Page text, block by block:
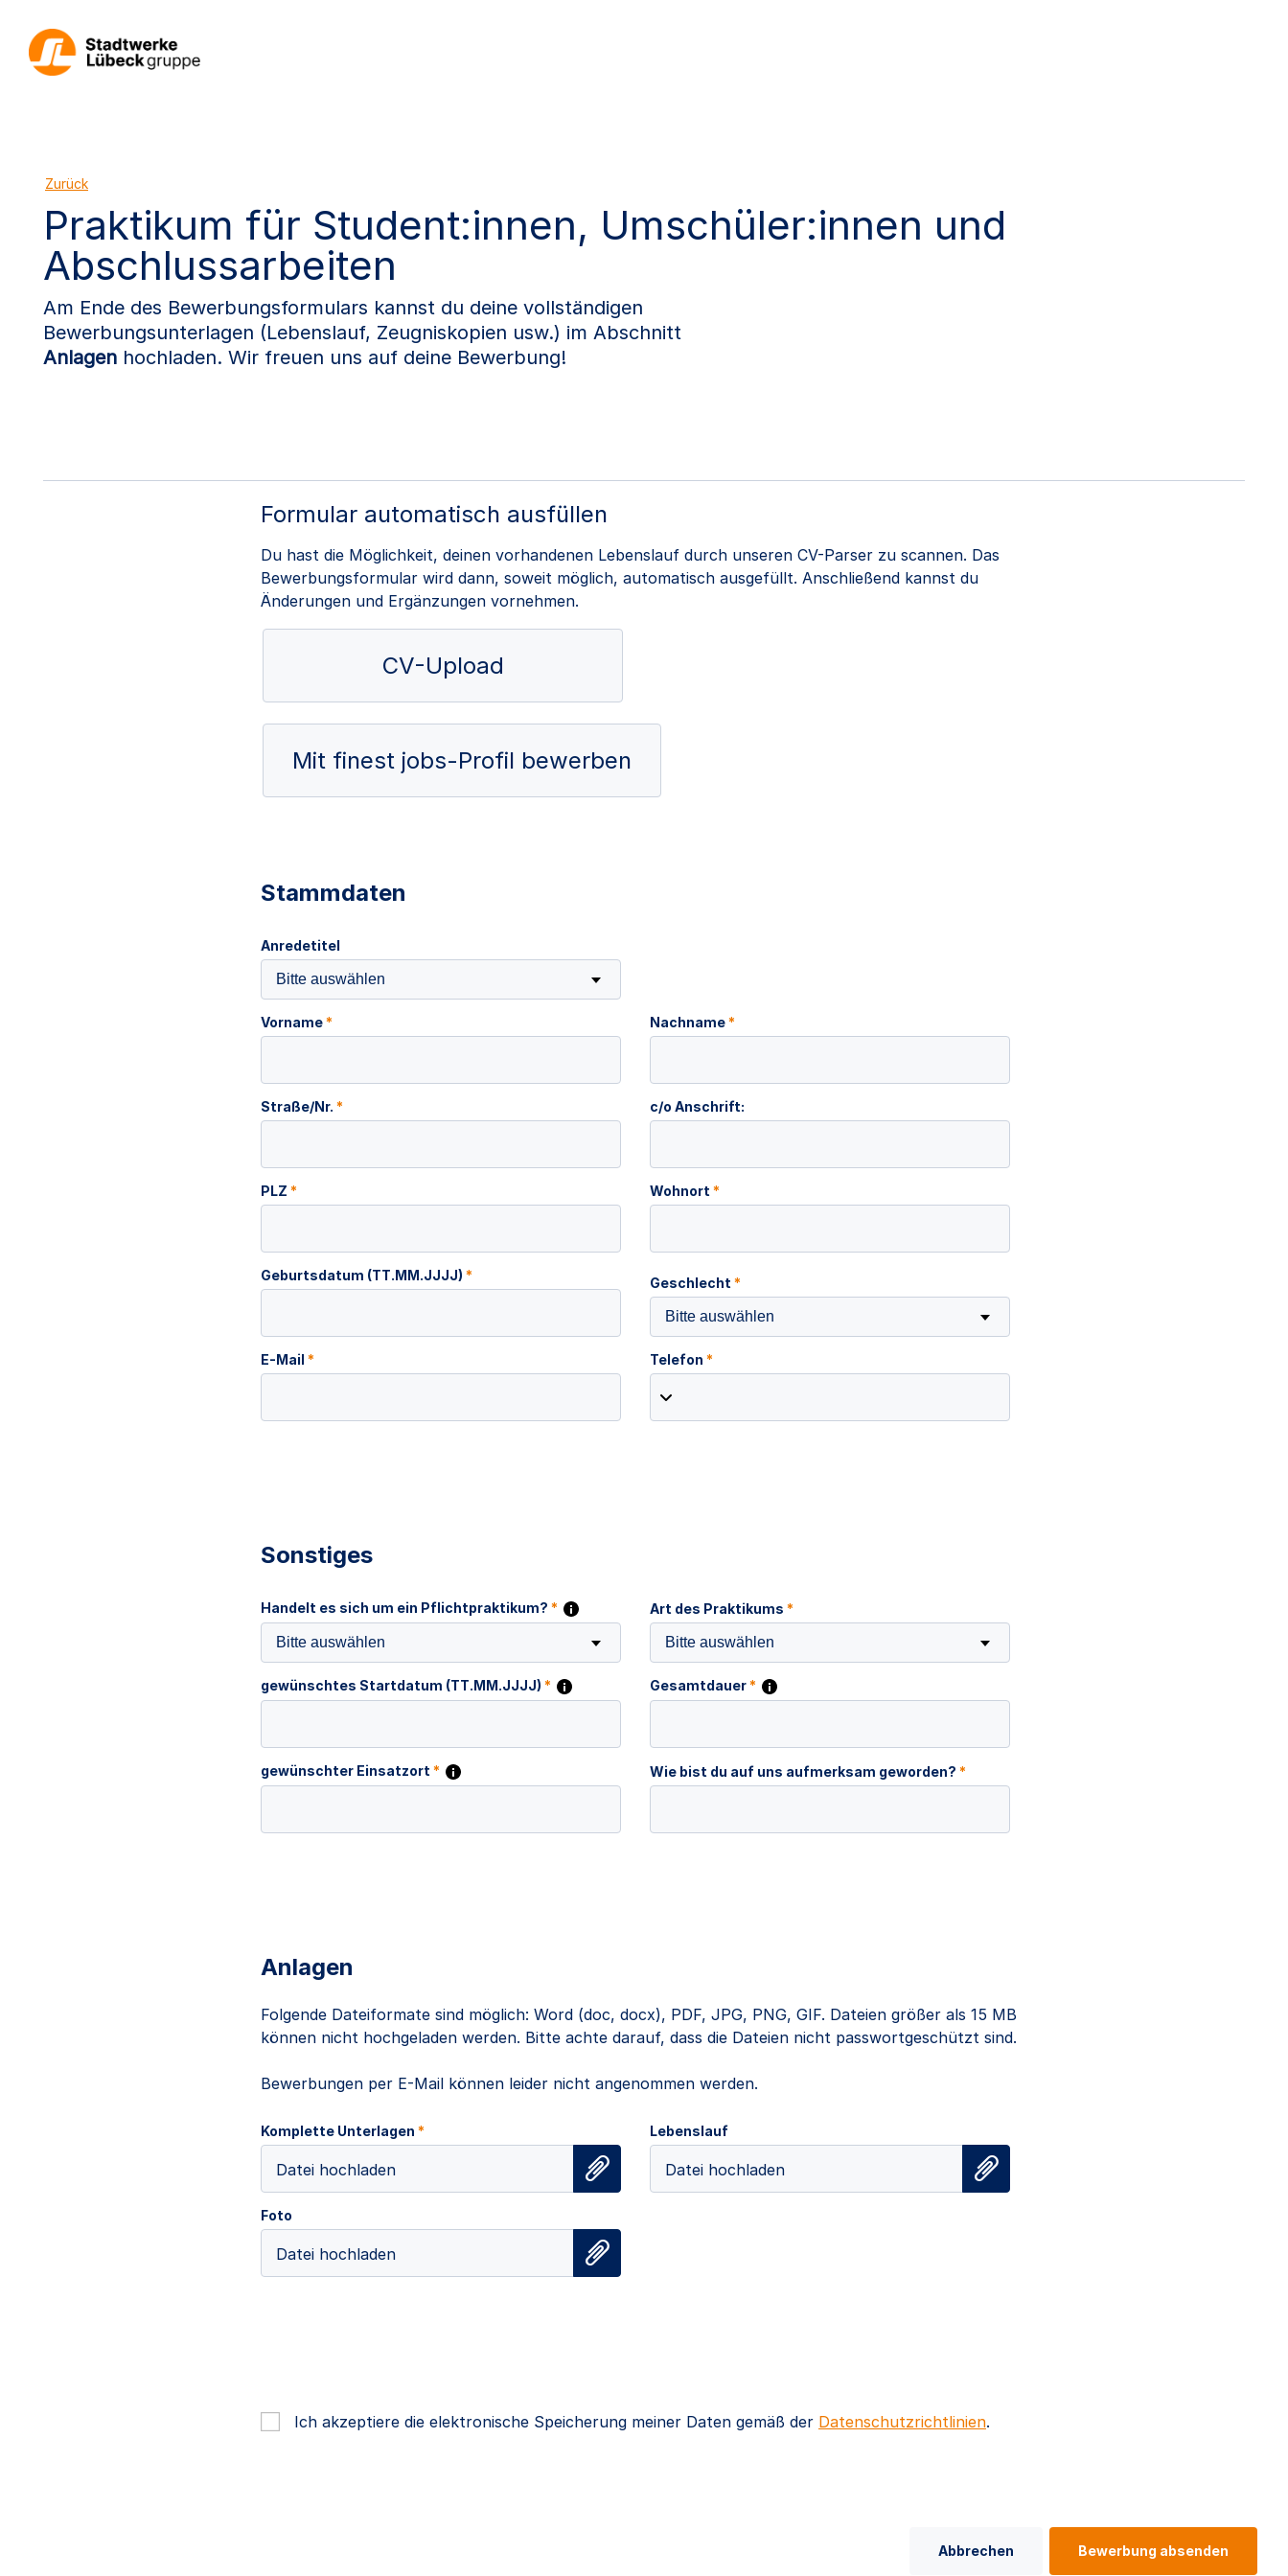
Zurück
Praktikum für Student:innen, Umschüler:innen und
Abschlussarbeiten
Am Ende des Bewerbungsformulars kannst du deine vollständigen
Bewerbungsunterlagen (Lebenslauf, Zeugniskopien usw.) im Abschnitt
Anlagen hochladen. Wir freuen uns auf deine Bewerbung!
Formular automatisch ausfüllen
Du hast die Möglichkeit, deinen vorhandenen Lebenslauf durch unseren CV-Parser zu scannen. Das
Bewerbungsformular wird dann, soweit möglich, automatisch ausgefüllt. Anschließend kannst du
Änderungen und Ergänzungen vornehmen.
CV-Upload
Mit finest jobs-Profil bewerben
Stammdaten
Anredetitel
Bitte auswählen
Vorname* Nachname*
Straße/Nr. * c/o Anschrift:
PLZ * Wohnort *
Geburtsdatum (TT.MM.JJJJ) * Geschlecht *
Bitte auswählen
E-Mail * Telefon *
Sonstiges
Handelt es sich um ein Pflichtpraktikum? *
Bitte auswählen
Art des Praktikums *
Bitte auswählen
gewünschtes Startdatum (TT.MM.JJJJ) * Gesamtdauer*
gewünschter Einsatzort * Wie bist du auf uns aufmerksam geworden? *
Anlagen
Folgende Dateiformate sind möglich: Word (doc, docx), PDF, JPG, PNG, GIF. Dateien größer als 15 MB
können nicht hochgeladen werden. Bitte achte darauf, dass die Dateien nicht passwortgeschützt sind.
Bewerbungen per E-Mail können leider nicht angenommen werden.
Komplette Unterlagen *
Datei hochladen
Lebenslauf
Datei hochladen
Foto
Datei hochladen
Ich akzeptiere die elektronische Speicherung meiner Daten gemäß der Datenschutzrichtlinien.
Abbrechen Bewerbung absenden